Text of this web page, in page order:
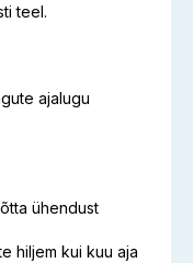
teel.
ajalugu
ühendust
hiljem kui kuu aja